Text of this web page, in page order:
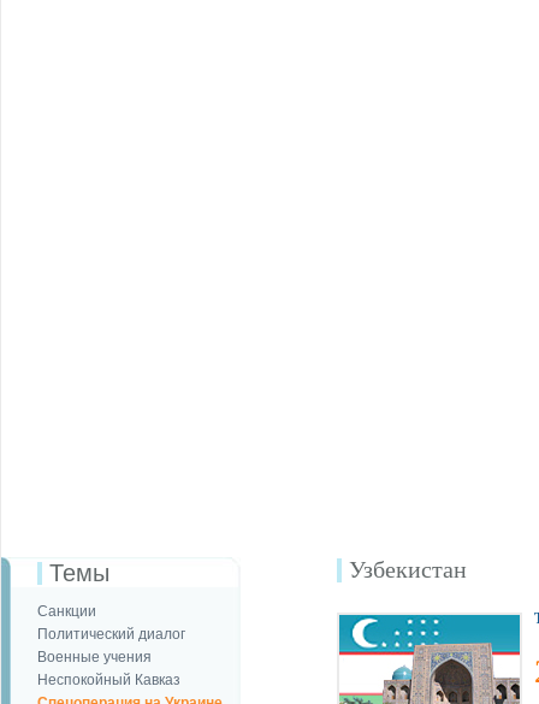
Темы
Санкции
Политический диалог
Военные учения
Неспокойный Кавказ
Узбекистан